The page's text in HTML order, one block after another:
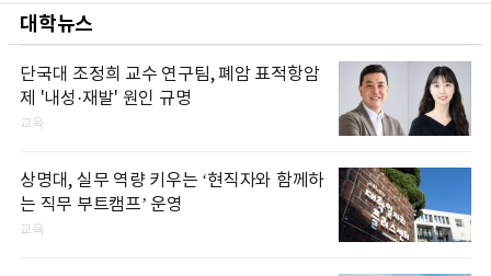
대학뉴스
단국대 조정희 교수 연구팀, 폐암 표적항암
제 '내성·재발' 원인 규명
교육
상명대, 실무 역량 키우는 ‘현직자와 함께하
는 직무 부트캠프’ 운영
교육